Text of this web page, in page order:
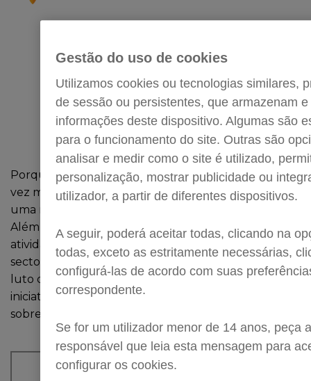
A Servilusa é a maior e mais
funerária do país, detida a
100% pela empresa de
serviços funerários Mémora.
A Servilusa tem 70
agências em todo o país, e
conta com mais de 320
colaboradores nos seus
quadros.
Porque a área de intervenção da Servilusa é cada
vez mais abrangente, apresentamos-lhe a I-nova,
uma revista completamente inovadora na área.
Além de o colocar a par de todas as nossas
atividades, a I-nova apresenta uma visão geral do
sector, entrevista pessoas de destaque, aborda o
luto de uma perspetiva mais leve, dá conta das
iniciativas sociais da empresa e faz ainda um zoom-in
sobre temas de interesse geral.
Gestão do uso de cookies
Utilizamos cookies ou tecnologias similares,
de sessão ou persistentes, que armazenam
informações deste dispositivo. Algumas são
para o funcionamento do site. Outras são
analisar e medir como o site é utilizado,
personalização, mostrar publicidade ou
utilizador, a partir de diferentes dispositivos.
A seguir, poderá aceitar todas, clicando na
todas, exceto as estritamente necessárias,
configurá-las de acordo com suas
correspondente.
Se for um utilizador menor de 14 anos, peça
responsável que leia esta mensagem para
configurar os cookies.